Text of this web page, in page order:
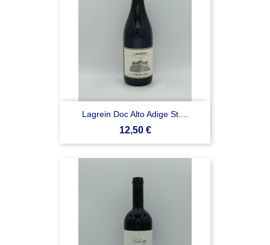
Lagrein Doc Alto Adige St....
Prezzo
12,50 €